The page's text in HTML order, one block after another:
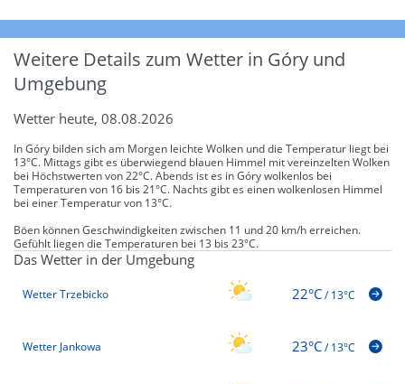
Weitere Details zum Wetter in Góry und
Umgebung
Wetter heute, 08.08.2026
In Góry bilden sich am Morgen leichte Wolken und die Temperatur liegt bei
13°C. Mittags gibt es überwiegend blauen Himmel mit vereinzelten Wolken
bei Höchstwerten von 22°C. Abends ist es in Góry wolkenlos bei
Temperaturen von 16 bis 21°C. Nachts gibt es einen wolkenlosen Himmel
bei einer Temperatur von 13°C.
Böen können Geschwindigkeiten zwischen 11 und 20 km/h erreichen.
Gefühlt liegen die Temperaturen bei 13 bis 23°C.
Das Wetter in der Umgebung
Wetter Trzebicko 22°C/13°C
Wetter Jankowa 23°C/13°C